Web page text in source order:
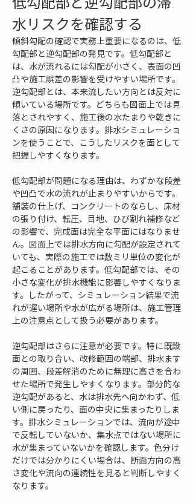
水リスクを確認する
傾斜勾配の確認で実務上重要になるのは、低
勾配部と逆勾配部の発見です。低勾配部と
は、水が流れるには勾配が小さく、表面の凹
凸や施工誤差の影響を受けやすい場所です。
逆勾配部とは、本来流したい方向とは反対に
傾いている場所です。どちらも図面上では見
落とされやすく、施工後の水たまりや乾きに
くさの原因になります。排水シミュレーショ
ンを使うことで、こうしたリスクを面として
把握しやすくなります。
低勾配部が問題になる理由は、わずかな段差
や凹凸で水の流れが止まりやすいからです。
舗装の仕上げ、コンクリートのならし、床材
の張り付け、転圧、目地、ひび割れ補修など
の影響で、完成面は完全な平面にはなりませ
ん。図面上では排水方向に勾配が設定されて
いても、実際の施工では数ミリ単位の変化が
起こることがあります。低勾配部では、その
小さな変化が排水機能に影響しやすくなりま
す。したがって、シミュレーション結果で流
れが遅い場所や水が広がる場所は、施工管理
上の注意点として扱う必要があります。
逆勾配部はさらに注意が必要です。特に既設
面との取り合い、改修範囲の端部、排水ます
の周囲、段差解消のために無理に高さを合わ
せた場所で発生しやすくなります。部分的な
逆勾配があると、水は排水先へ向かわず、低
い側に戻ったり、面の中央に集まったりしま
す。排水シミュレーションでは、流向が途中
で反転していないか、集水点ではない場所に
水が集まっていないかを確認します。色分け
だけでは分かりにくい場合は、断面方向の高
さ変化や流向の連続性を見ると判断しやすく
なります。